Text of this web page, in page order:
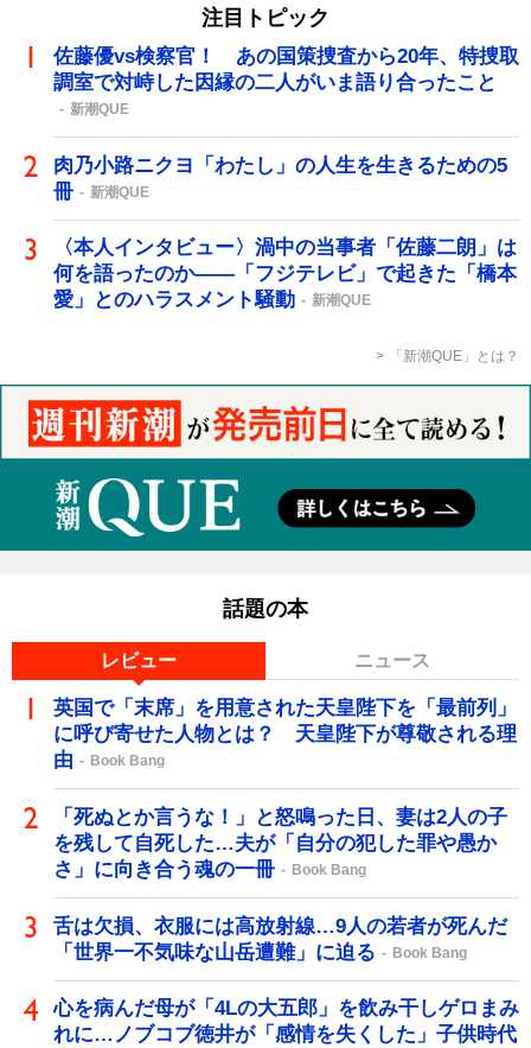
注目トピック
佐藤優vs検察官！ あの国策捜査から20年、特捜取
調室で対峙した因縁の二人がいま語り合ったこと
新潮QUE
肉乃小路ニクヨ「わたし」の人生を生きるための5
冊
新潮QUE
〈本人インタビュー〉渦中の当事者「佐藤二朗」は
何を語ったのか――「フジテレビ」で起きた「橋本
愛」とのハラスメント騒動
新潮QUE
「新潮QUE」とは？
話題の本
レビュー ニュース
英国で「末席」を用意された天皇陛下を「最前列」
に呼び寄せた人物とは？ 天皇陛下が尊敬される理
由
Book Bang
「死ぬとか言うな！」と怒鳴った日、妻は2人の子
を残して自死した…夫が「自分の犯した罪や愚か
さ」に向き合う魂の一冊
Book Bang
舌は欠損、衣服には高放射線…9人の若者が死んだ
「世界一不気味な山岳遭難」に迫る
Book Bang
心を病んだ母が「4Lの大五郎」を飲み干しゲロまみ
れに…ノブコブ徳井が「感情を失くした」子供時代